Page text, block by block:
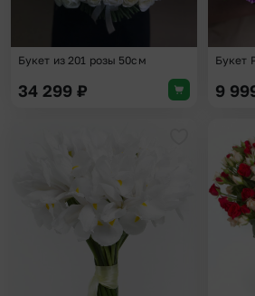
Букет из 201 розы 50см
34 299 ₽
Букет
9
Добавить